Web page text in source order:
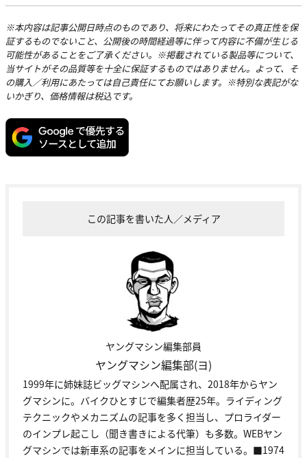
※本内容は記事公開日時点のものであり、将来にわたってその真正性を保
証するものでないこと、公開後の時間経過等に伴って内容に不備が生じる
可能性があることをご了承ください。※掲載されている製品等について、
当サイトがその品質等を十全に保証するものではありません。よって、そ
の購入／利用にあたっては自己責任にてお願いします。※特別な表記がな
いかぎり、価格情報は税込です。
この記事を書いた人／メディア
ヤングマシン編集部員
ヤングマシン編集部(ヨ)
1999年に姉妹誌ビッグマシンへ配属され、2018年からヤン
グマシンに。バイクひとすじで編集者歴25年。ライディング
テクニックやメカニズムの記事を多く担当し、プロライダー
のインプレ起こし（聞き書きによる代筆）も多数。WEBヤン
グマシンでは新車系の記事をメインに担当している。■1974